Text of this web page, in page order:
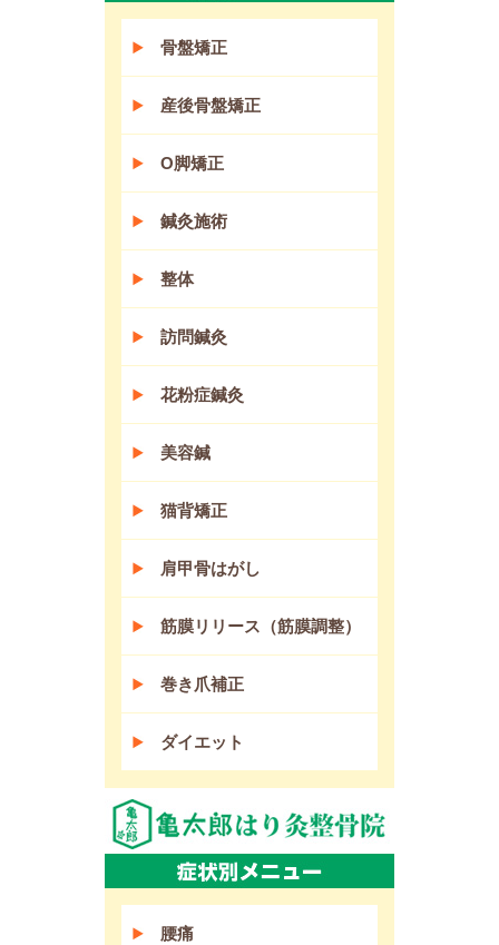
骨盤矯正
産後骨盤矯正
O脚矯正
鍼灸施術
整体
訪問鍼灸
花粉症鍼灸
美容鍼
猫背矯正
肩甲骨はがし
筋膜リリース（筋膜調整）
巻き爪補正
ダイエット
腰痛